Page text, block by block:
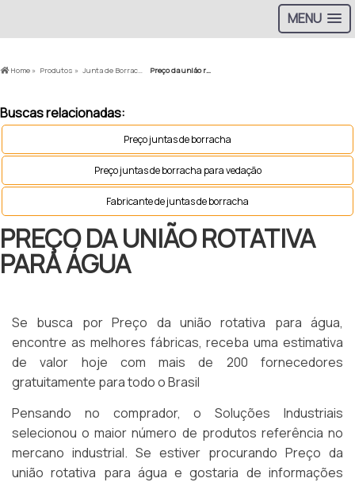
MENU
Home » Produtos » Junta de Borracha » Preço da união rotativa para água
Buscas relacionadas:
Preço juntas de borracha
Preço juntas de borracha para vedação
Fabricante de juntas de borracha
PREÇO DA UNIÃO ROTATIVA
PARA ÁGUA
Se busca por Preço da união rotativa para água,
encontre as melhores fábricas, receba uma estimativa
de valor hoje com mais de 200 fornecedores
gratuitamente para todo o Brasil
Pensando no comprador, o Soluções Industriais
selecionou o maior número de produtos referência no
mercano industrial. Se estiver procurando Preço da
união rotativa para água e gostaria de informações